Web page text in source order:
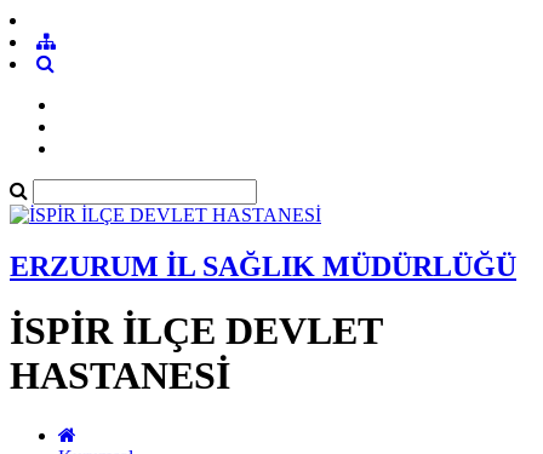
ERZURUM İL SAĞLIK MÜDÜRLÜĞÜ
İSPİR İLÇE DEVLET
HASTANESİ